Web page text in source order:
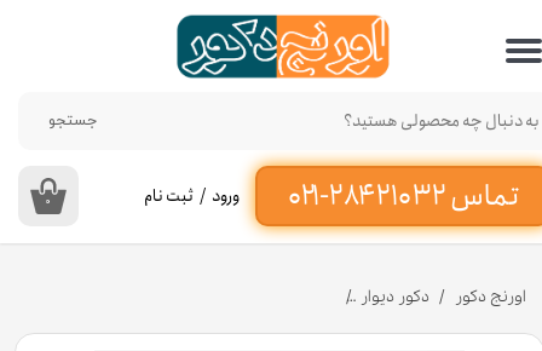
تماس ۳۲ ۲۱۰ ۲۸۴-۰۲۱‌
جستجو
۰ ورود / ثبت نام
حساب کاربری من
تغییر گذر واژه
سفارشات
خروج از حساب کاربری
اورنج دکور دکور دیوار